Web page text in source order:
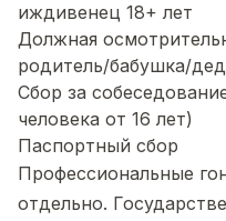
иждивенец 18+ лет
Должная
родитель/бабушка/
Сбор за
человека от 16 лет)
Паспортный сбор
Профессиональные
отдельно.